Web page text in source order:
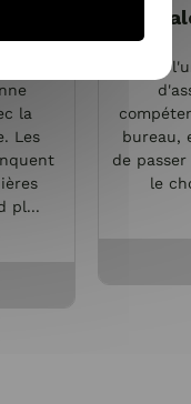
la
Les
pl...
Dans
bureau,
de
le